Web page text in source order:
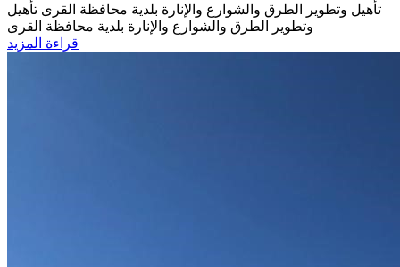
تأهيل وتطوير الطرق والشوارع والإنارة بلدية محافظة القرى تأهيل
وتطوير الطرق والشوارع والإنارة بلدية محافظة القرى
قراءة المزيد